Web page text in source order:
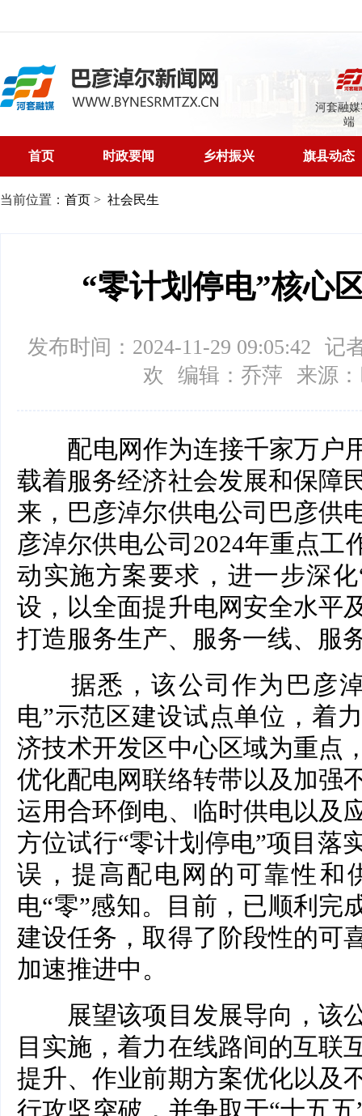
河套融
端
首页 时政要闻 乡村振兴 旗县动态
当前位置： 首页 > 社会民生
“零计划停电”核心
发布时间：2024-11-29 09:05:42
记
欢
编辑：乔萍 来源
配电网作为连接千家万户用
载着服务经济社会发展和保障
来，巴彦淖尔供电公司巴彦供
彦淖尔供电公司2024年重点工
动实施方案要求，进一步深
设，以全面提升电网安全水平
打造服务生产、服务一线、服
据悉，该公司作为巴彦淖
电”示范区建设试点单位，着
济技术开发区中心区域为重点
优化配电网联络转带以及加强
运用合环倒电、临时供电以及
方位试行“零计划停电”项目落
误，提高配电网的可靠性和
电“零”感知。目前，已顺利完
建设任务，取得了阶段性的可
加速推进中。
展望该项目发展导向，该
目实施，着力在线路间的互联
提升、作业前期方案优化以及
行攻坚突破，并争取于“十五